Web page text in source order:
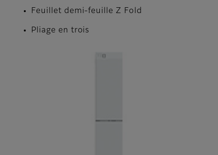
Feuillet demi-feuille Z Fold
Pliage en trois